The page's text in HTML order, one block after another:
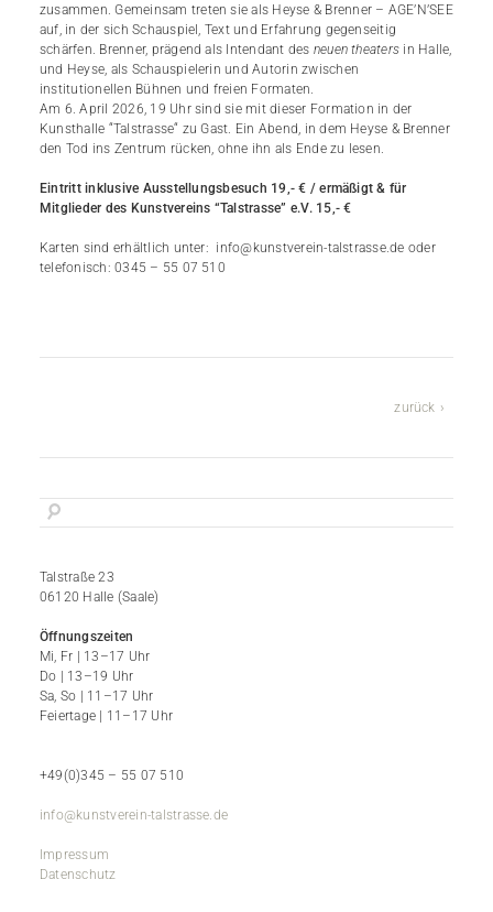
zusammen. Gemeinsam treten sie als Heyse & Brenner – AGE’N’SEE
auf, in der sich Schauspiel, Text und Erfahrung gegenseitig
schärfen. Brenner, prägend als Intendant des neuen theaters in Halle,
und Heyse, als Schauspielerin und Autorin zwischen
institutionellen Bühnen und freien Formaten.
Am 6. April 2026, 19 Uhr sind sie mit dieser Formation in der
Kunsthalle “Talstrasse“ zu Gast. Ein Abend, in dem Heyse & Brenner
den Tod ins Zentrum rücken, ohne ihn als Ende zu lesen.
Eintritt inklusive Ausstellungsbesuch 19,- € / ermäßigt & für
Mitglieder des Kunstvereins “Talstrasse” e.V. 15,- €
Karten sind erhältlich unter: info@kunstverein-talstrasse.de oder
telefonisch: 0345 – 55 07 510
zurück
Talstraße 23
06120 Halle (Saale)
Öffnungszeiten
Mi, Fr | 13–17 Uhr
Do | 13–19 Uhr
Sa, So | 11–17 Uhr
Feiertage | 11–17 Uhr
+49(0)345 – 55 07 510
info@kunstverein-talstrasse.de
Impressum
Datenschutz